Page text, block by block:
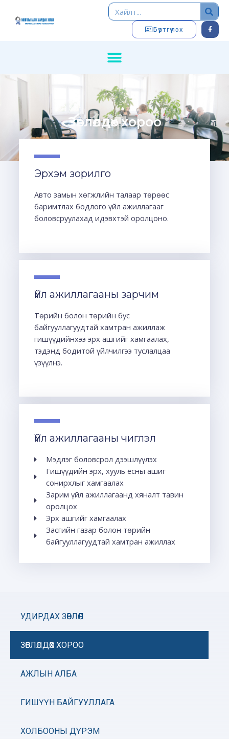
Бүртгүүлэх
Зөвлөлдөх хороо
Эрхэм зорилго
Авто замын хөгжлийн талаар төрөөс
баримтлах бодлого үйл ажиллагааг
боловсруулахад идэвхтэй оролцоно.
Үйл ажиллагааны зарчим
Төрийн болон төрийн бус
байгууллагуудтай хамтран ажиллаж
гишүүдийнхээ эрх ашгийг хамгаалах,
тэдэнд бодитой үйлчилгээ туслалцаа
үзүүлнэ.
Үйл ажиллагааны чиглэл
Мэдлэг боловсрол дээшлүүлэх
Гишүүдийн эрх, хууль ёсны ашиг
сонирхлыг хамгаалах
Зарим үйл ажиллагаанд хяналт тавин
оролцох
Эрх ашгийг хамгаалах
Засгийн газар болон төрийн
байгууллагуудтай хамтран ажиллах
УДИРДАХ ЗӨВЛӨЛ
ЗӨВЛӨЛДӨХ ХОРОО
АЖЛЫН АЛБА
ГИШҮҮН БАЙГУУЛЛАГА
ХОЛБООНЫ ДҮРЭМ